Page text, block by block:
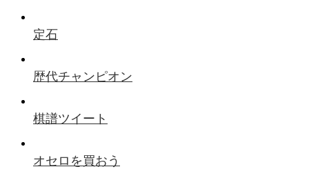
定石
歴代チャンピオン
棋譜ツイート
オセロを買おう